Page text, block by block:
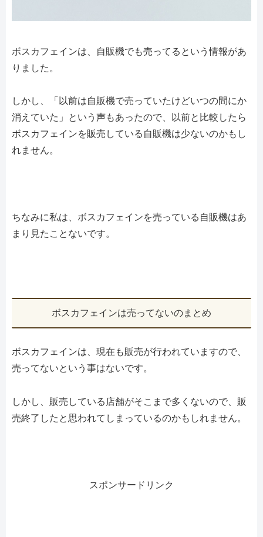
ボスカフェインは、自販機でも売ってるという情報があ
りました。
しかし、「以前は自販機で売っていたけどいつの間にか
消えていた」という声もあったので、以前と比較したら
ボスカフェインを販売している自販機は少ないのかもし
れません。
ちなみに私は、ボスカフェインを売っている自販機はあ
まり見たことないです。
ボスカフェインは売ってないのまとめ
ボスカフェインは、現在も販売が行われていますので、
売ってないという事はないです。
しかし、販売している店舗がそこまで多くないので、販
売終了したと思われてしまっているのかもしれません。
スポンサードリンク